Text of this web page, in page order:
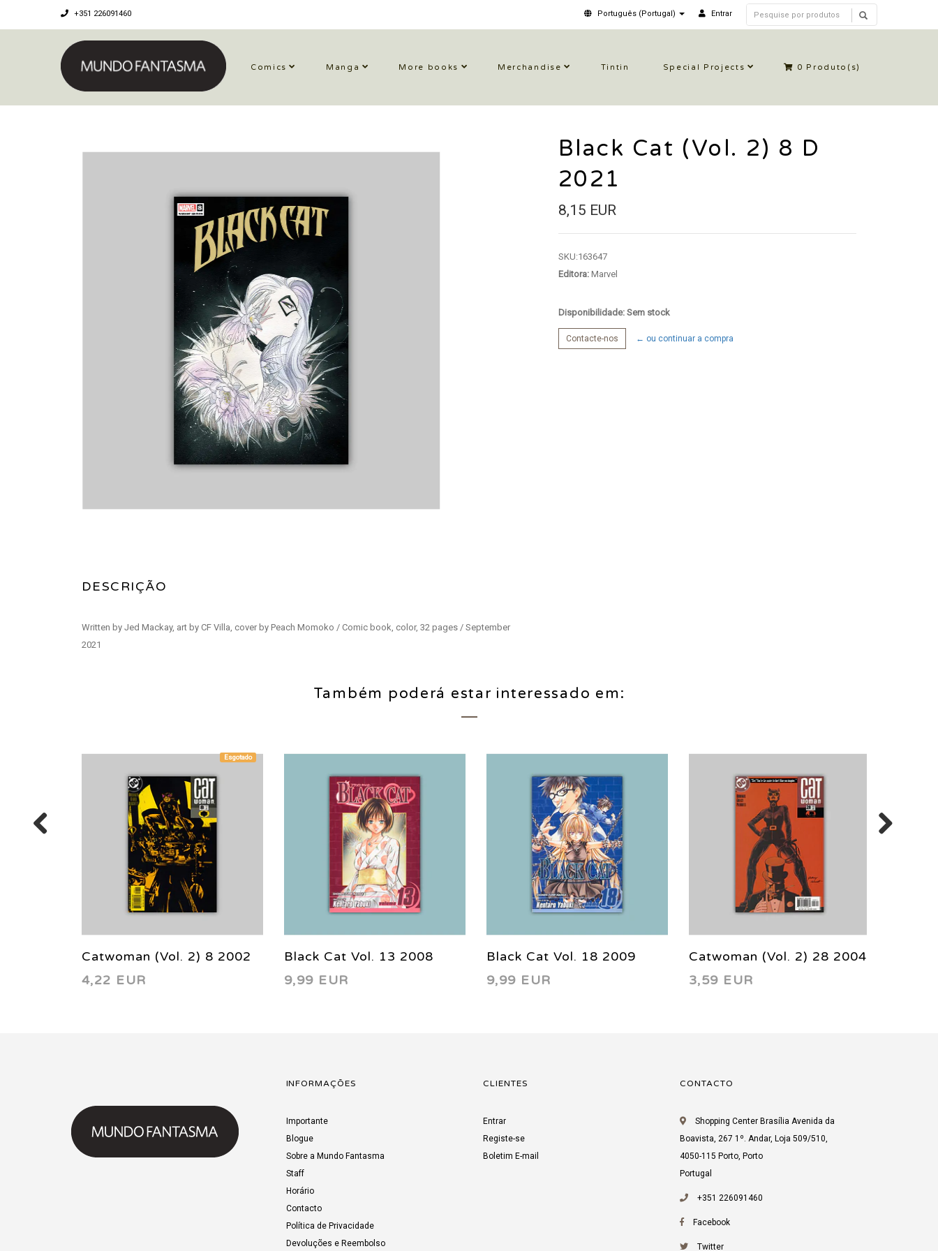
+351 226091460 Português (Portugal) Entrar
Comics Manga More books Merchandise Tintin Special Projects 0 Produto(s)
DESCRIÇÃO
Written by Jed Mackay, art by CF Villa, cover by Peach Momoko / Comic book, color, 32 pages / September
2021
Black Cat (Vol. 2) 8 D
2021
8,15 EUR
SKU:163647
Editora:Marvel
Disponibilidade: Sem stock
Contacte-nos ← ou continuar a compra
Também poderá estar interessado em:
Esgotado
Catwoman (Vol. 2) 8 2002
4,22 EUR
Black Cat Vol. 13 2008
9,99 EUR
Black Cat Vol. 18 2009
9,99 EUR
Catwoman (Vol. 2) 28 2004
3,59 EUR
INFORMAÇÕES
Importante
Blogue
Sobre a Mundo Fantasma
Staff
Horário
Contacto
Política de Privacidade
Devoluções e Reembolso
CLIENTES
Entrar
Registe-se
Boletim E-mail
CONTACTO
Shopping Center Brasília Avenida da
Boavista, 267 1º. Andar, Loja 509/510,
4050-115 Porto, Porto
Portugal
+351 226091460
Facebook
Twitter